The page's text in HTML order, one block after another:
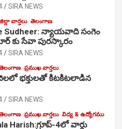
SIRA NEWS
వార్తలు తెలంగాణ
Sudheer: న్యాయవాది సంగెం
కు సేవా పురస్కారం
SIRA NEWS
ప్రముఖ వార్తలు
భక్తులతో కిటకిటలాడిన
SIRA NEWS
ప్రముఖ వార్తలు విద్య & ఉద్యోగము
Harish:గ్రూప్-4లో వార్డు